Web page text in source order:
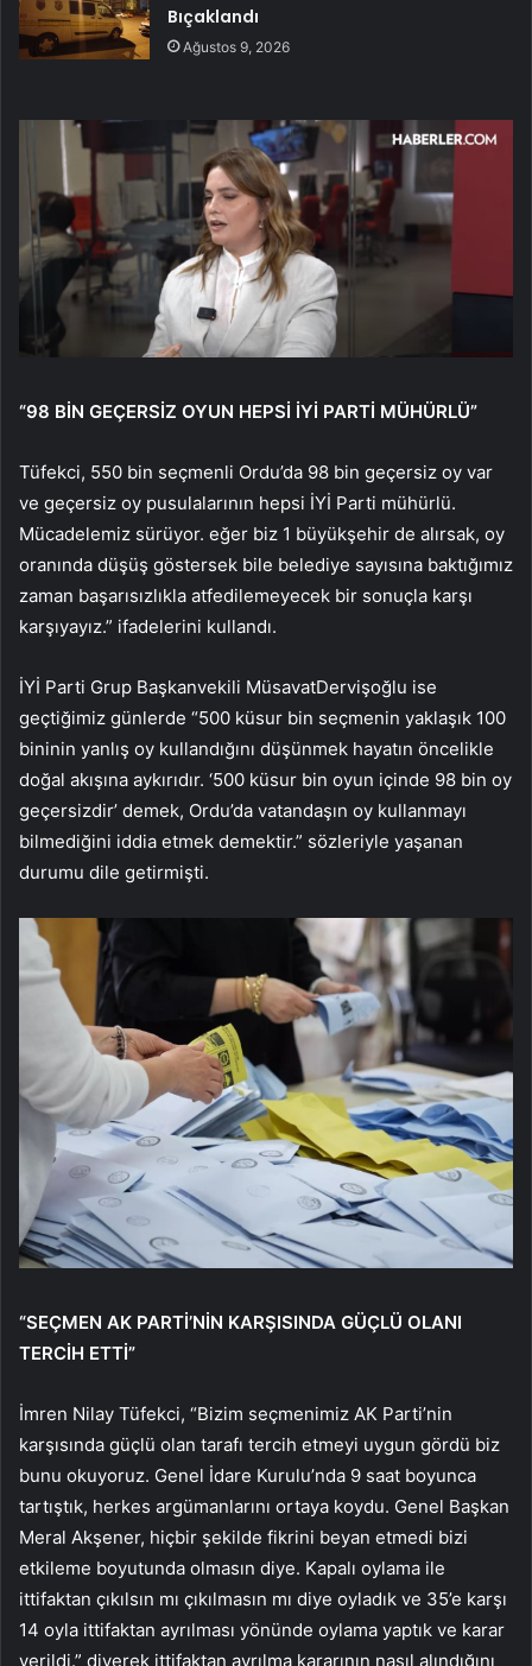
Bıçaklandı
Ağustos 9, 2026
“98 BİN GEÇERSİZ OYUN HEPSİ İYİ PARTİ MÜHÜRLÜ”
Tüfekci, 550 bin seçmenli Ordu’da 98 bin geçersiz oy var
ve geçersiz oy pusulalarının hepsi İYİ Parti mühürlü.
Mücadelemiz sürüyor. eğer biz 1 büyükşehir de alırsak, oy
oranında düşüş göstersek bile belediye sayısına baktığımız
zaman başarısızlıkla atfedilemeyecek bir sonuçla karşı
karşıyayız.” ifadelerini kullandı.
İYİ Parti Grup Başkanvekili MüsavatDervişoğlu ise
geçtiğimiz günlerde “500 küsur bin seçmenin yaklaşık 100
bininin yanlış oy kullandığını düşünmek hayatın öncelikle
doğal akışına aykırıdır. ‘500 küsur bin oyun içinde 98 bin oy
geçersizdir’ demek, Ordu’da vatandaşın oy kullanmayı
bilmediğini iddia etmek demektir.” sözleriyle yaşanan
durumu dile getirmişti.
“SEÇMEN AK PARTİ’NİN KARŞISINDA GÜÇLÜ OLANI
TERCİH ETTİ”
İmren Nilay Tüfekci, “Bizim seçmenimiz AK Parti’nin
karşısında güçlü olan tarafı tercih etmeyi uygun gördü biz
bunu okuyoruz. Genel İdare Kurulu’nda 9 saat boyunca
tartıştık, herkes argümanlarını ortaya koydu. Genel Başkan
Meral Akşener, hiçbir şekilde fikrini beyan etmedi bizi
etkileme boyutunda olmasın diye. Kapalı oylama ile
ittifaktan çıkılsın mı çıkılmasın mı diye oyladık ve 35’e karşı
14 oyla ittifaktan ayrılması yönünde oylama yaptık ve karar
verildi.” diyerek ittifaktan ayrılma kararının nasıl alındığını